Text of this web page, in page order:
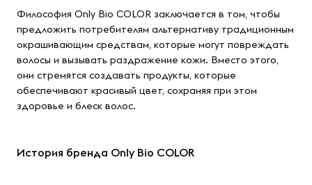
Философия Only Bio COLOR заключается в том, чтобы
предложить потребителям альтернативу традиционным
окрашивающим средствам, которые могут повреждать
волосы и вызывать раздражение кожи. Вместо этого,
они стремятся создавать продукты, которые
обеспечивают красивый цвет, сохраняя при этом
здоровье и блеск волос.
История бренда Only Bio COLOR